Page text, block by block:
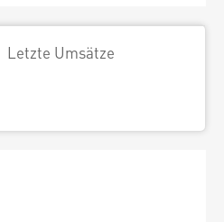
Letzte Umsätze